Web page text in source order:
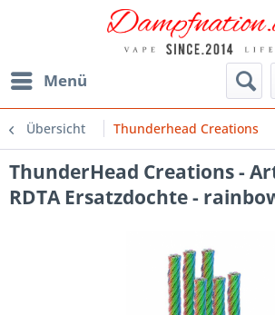
Menü
Übersicht Thunderhead Creations
ThunderHead Creations -
RDTA Ersatzdochte -